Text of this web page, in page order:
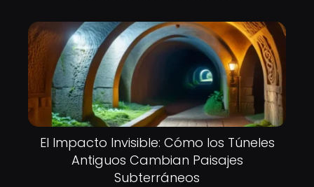
El Impacto Invisible: Cómo los Túneles
Antiguos Cambian Paisajes
Subterráneos